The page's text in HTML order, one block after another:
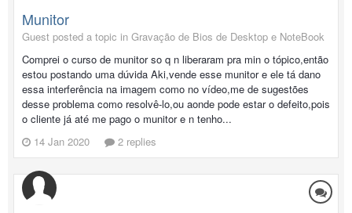
Munitor
Guest posted a topic in Gravação de Bios de Desktop e NoteBook
Comprei o curso de munitor so q n liberaram pra min o tópico,então
estou postando uma dúvida Aki,vende esse munitor e ele tá dano
essa interferência na imagem como no vídeo,me de sugestões
desse problema como resolvê-lo,ou aonde pode estar o defeito,pois
o cliente já até me pago o munitor e n tenho...
14 Jan 2020
2 replies